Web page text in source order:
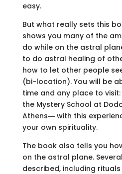
easy.
But what really sets this
shows you many of the
do while on the astral
to do astral healing of
how to let other people
(bi-location). You will be
time and any place to
the Mystery School at
Athens― with this
your own spirituality.
The book also tells you
on the astral plane.
described, including